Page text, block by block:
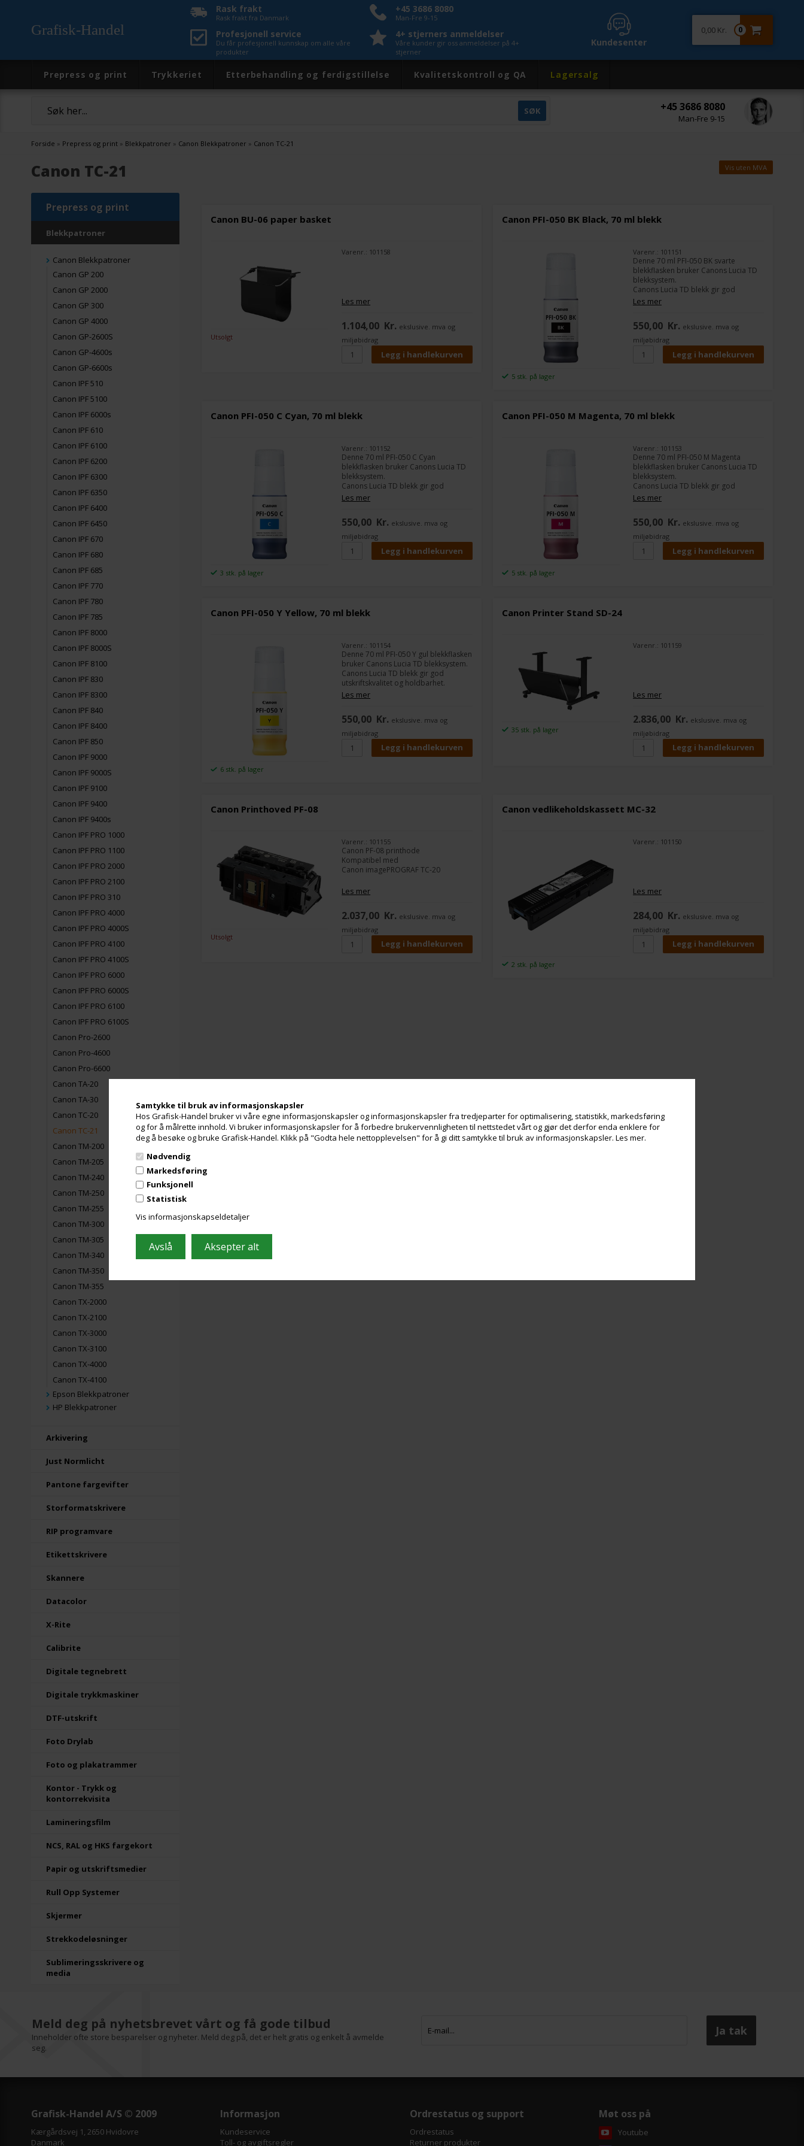
Samtykke til bruk av informasjonskapsler
Hos Grafisk-Handel bruker vi våre egne informasjonskapsler og informasjonskapsler fra tredjeparter for optimalisering, statistikk, markedsføring
og for å målrette innhold. Vi bruker informasjonskapsler for å forbedre brukervennligheten til nettstedet vårt og gjør det derfor enda enklere for
deg å besøke og bruke Grafisk-Handel. Klikk på "Godta hele nettopplevelsen" for å gi ditt samtykke til bruk av informasjonskapsler. Les mer.
Nødvendig
Markedsføring
Funksjonell
Statistisk
Vis informasjonskapseldetaljer
Grafisk-Handel
Rask frakt
Rask frakt fra Danmark
+45 3686 8080
Man-Fre 9-15
Profesjonell service
Du får profesjonell kunnskap om alle våre
produkter
4+ stjerners anmeldelser
Våre kunder gir oss anmeldelser på 4+
stjerner
+45 3686 8080
Man-Fre 9-15
Kundesenter
0
0,00 Kr.
Prepress og print Trykkeriet Etterbehandling og ferdigstillelse Kvalitetskontroll og QA Lagersalg
Forside » Prepress og print » Blekkpatroner » Canon Blekkpatroner » Canon TC-21
Vis uten MVA
Canon TC-21
Prepress og print
Blekkpatroner
Canon Blekkpatroner
Canon GP 200
Canon GP 2000
Canon GP 300
Canon GP 4000
Canon GP-2600S
Canon GP-4600s
Canon GP-6600s
Canon IPF 510
Canon IPF 5100
Canon IPF 6000s
Canon IPF 610
Canon IPF 6100
Canon IPF 6200
Canon IPF 6300
Canon IPF 6350
Canon IPF 6400
Canon IPF 6450
Canon IPF 670
Canon IPF 680
Canon IPF 685
Canon IPF 770
Canon IPF 780
Canon IPF 785
Canon IPF 8000
Canon IPF 8000S
Canon IPF 8100
Canon IPF 830
Canon IPF 8300
Canon IPF 840
Canon IPF 8400
Canon IPF 850
Canon IPF 9000
Canon IPF 9000S
Canon IPF 9100
Canon IPF 9400
Canon IPF 9400s
Canon IPF PRO 1000
Canon IPF PRO 1100
Canon IPF PRO 2000
Canon IPF PRO 2100
Canon IPF PRO 310
Canon IPF PRO 4000
Canon IPF PRO 4000S
Canon IPF PRO 4100
Canon IPF PRO 4100S
Canon IPF PRO 6000
Canon IPF PRO 6000S
Canon IPF PRO 6100
Canon IPF PRO 6100S
Canon Pro-2600
Canon Pro-4600
Canon Pro-6600
Canon TA-20
Canon TA-30
Canon TC-20
Canon TC-21
Canon TM-200
Canon TM-205
Canon TM-240
Canon TM-250
Canon TM-255
Canon TM-300
Canon TM-305
Canon TM-340
Canon TM-350
Canon TM-355
Canon TX-2000
Canon TX-2100
Canon TX-3000
Canon TX-3100
Canon TX-4000
Canon TX-4100
Epson Blekkpatroner
HP Blekkpatroner
Arkivering
Just Normlicht
Pantone fargevifter
Storformatskrivere
RIP programvare
Etikettskrivere
Skannere
Datacolor
X-Rite
Calibrite
Digitale tegnebrett
Digitale trykkmaskiner
DTF-utskrift
Foto Drylab
Foto og plakatrammer
Kontor - Trykk og
kontorrekvisita
Lamineringsfilm
NCS, RAL og HKS fargekort
Papir og utskriftsmedier
Rull Opp Systemer
Skjermer
Strekkodeløsninger
Sublimeringsskrivere og
media
Canon BU-06 paper basket
Utsolgt
Varenr.: 101158
Les mer
1.104,00 Kr. ekslusive. mva og
miljøbidrag
Canon PFI-050 BK Black, 70 ml blekk
5 stk. på lager
Varenr.: 101151
Denne 70 ml PFI-050 BK svarte
blekkflasken bruker Canons Lucia TD
blekksystem.
Canons Lucia TD blekk gir god
utskriftskvalitet og holdbarhet.
Spesialdesignet blekkteknologi som
papirtyper.
Les mer
550,00 Kr. ekslusive. mva og
miljøbidrag
Canon PFI-050 C Cyan, 70 ml blekk
3 stk. på lager
Varenr.: 101152
Denne 70 ml PFI-050 C Cyan
blekkflasken bruker Canons Lucia TD
blekksystem.
Canons Lucia TD blekk gir god
utskriftskvalitet og holdbarhet.
Spesialdesignet blekkteknologi som
papir.
Les mer
550,00 Kr. ekslusive. mva og
miljøbidrag
Canon PFI-050 M Magenta, 70 ml blekk
5 stk. på lager
Varenr.: 101153
Denne 70 ml PFI-050 M Magenta
blekkflasken bruker Canons Lucia TD
blekksystem.
Canons Lucia TD blekk gir god
utskriftskvalitet og holdbarhet.
Spesielt designet blekkteknologi som
blankt papir.
Les mer
550,00 Kr. ekslusive. mva og
miljøbidrag
Canon PFI-050 Y Yellow, 70 ml blekk
6 stk. på lager
Varenr.: 101154
Denne 70 ml PFI-050 Y gul blekkflasken
bruker Canons Lucia TD blekksystem.
Canons Lucia TD blekk gir god
utskriftskvalitet og holdbarhet.
Spesialdesignet blekkteknologi som
gir en god sort farge på matt og
Les mer
550,00 Kr. ekslusive. mva og
miljøbidrag
Canon Printer Stand SD-24
35 stk. på lager
Varenr.: 101159
Les mer
2.836,00 Kr. ekslusive. mva og
miljøbidrag
Canon Printhoved PF-08
Utsolgt
Varenr.: 101155
Canon PF-08 printhode
Kompatibel med
Canon imagePROGRAF TC-20
Les mer
2.037,00 Kr. ekslusive. mva og
miljøbidrag
Canon vedlikeholdskassett MC-32
2 stk. på lager
Varenr.: 101150
Les mer
284,00 Kr. ekslusive. mva og
miljøbidrag
Meld deg på nyhetsbrevet vårt og få gode tilbud
Inneholder ofte store besparelser og nyheter. Meld deg på, det er helt gratis og enkelt å avmelde
seg.
Grafisk-Handel A/S © 2009
Kærgårdsvej 1, 2650 Hvidovre
Danmark
Informasjon
Kundeservice
Toll- og avgiftsregler
Ordrestatus og support
Ordrestatus
Returner produkter
Møt oss på
Youtube